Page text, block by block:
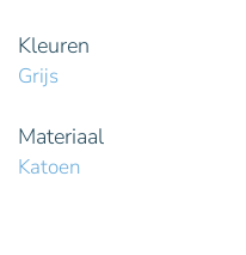
Kleuren
Grijs
Materiaal
Katoen